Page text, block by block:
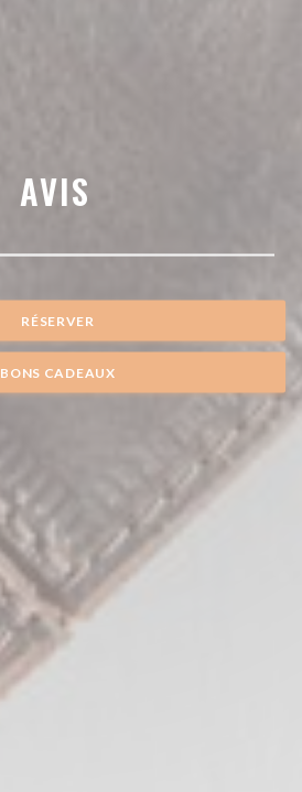
AVIS
RÉSERVER
BONS CADEAUX